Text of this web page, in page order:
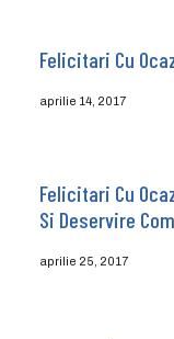
Felicitari Cu
aprilie 14, 2017
Felicitari Cu
Si Deservire
aprilie 25, 2017